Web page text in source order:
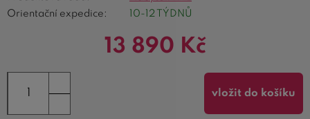
Orientační expedice:
10-12 TÝDNŮ
13 890 Kč
vložit do košíku